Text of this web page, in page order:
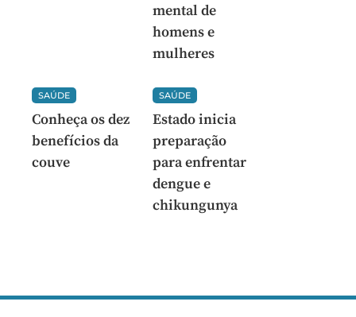
mental de
homens e
mulheres
SAÚDE
Conheça os dez
benefícios da
couve
SAÚDE
Estado inicia
preparação
para enfrentar
dengue e
chikungunya